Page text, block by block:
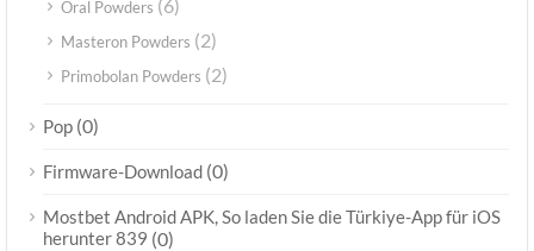
Oral Powders (6)
Masteron Powders (2)
Primobolan Powders (2)
Pop (0)
Firmware-Download (0)
Mostbet Android APK, So laden Sie die Türkiye-App für iOS
herunter 839 (0)